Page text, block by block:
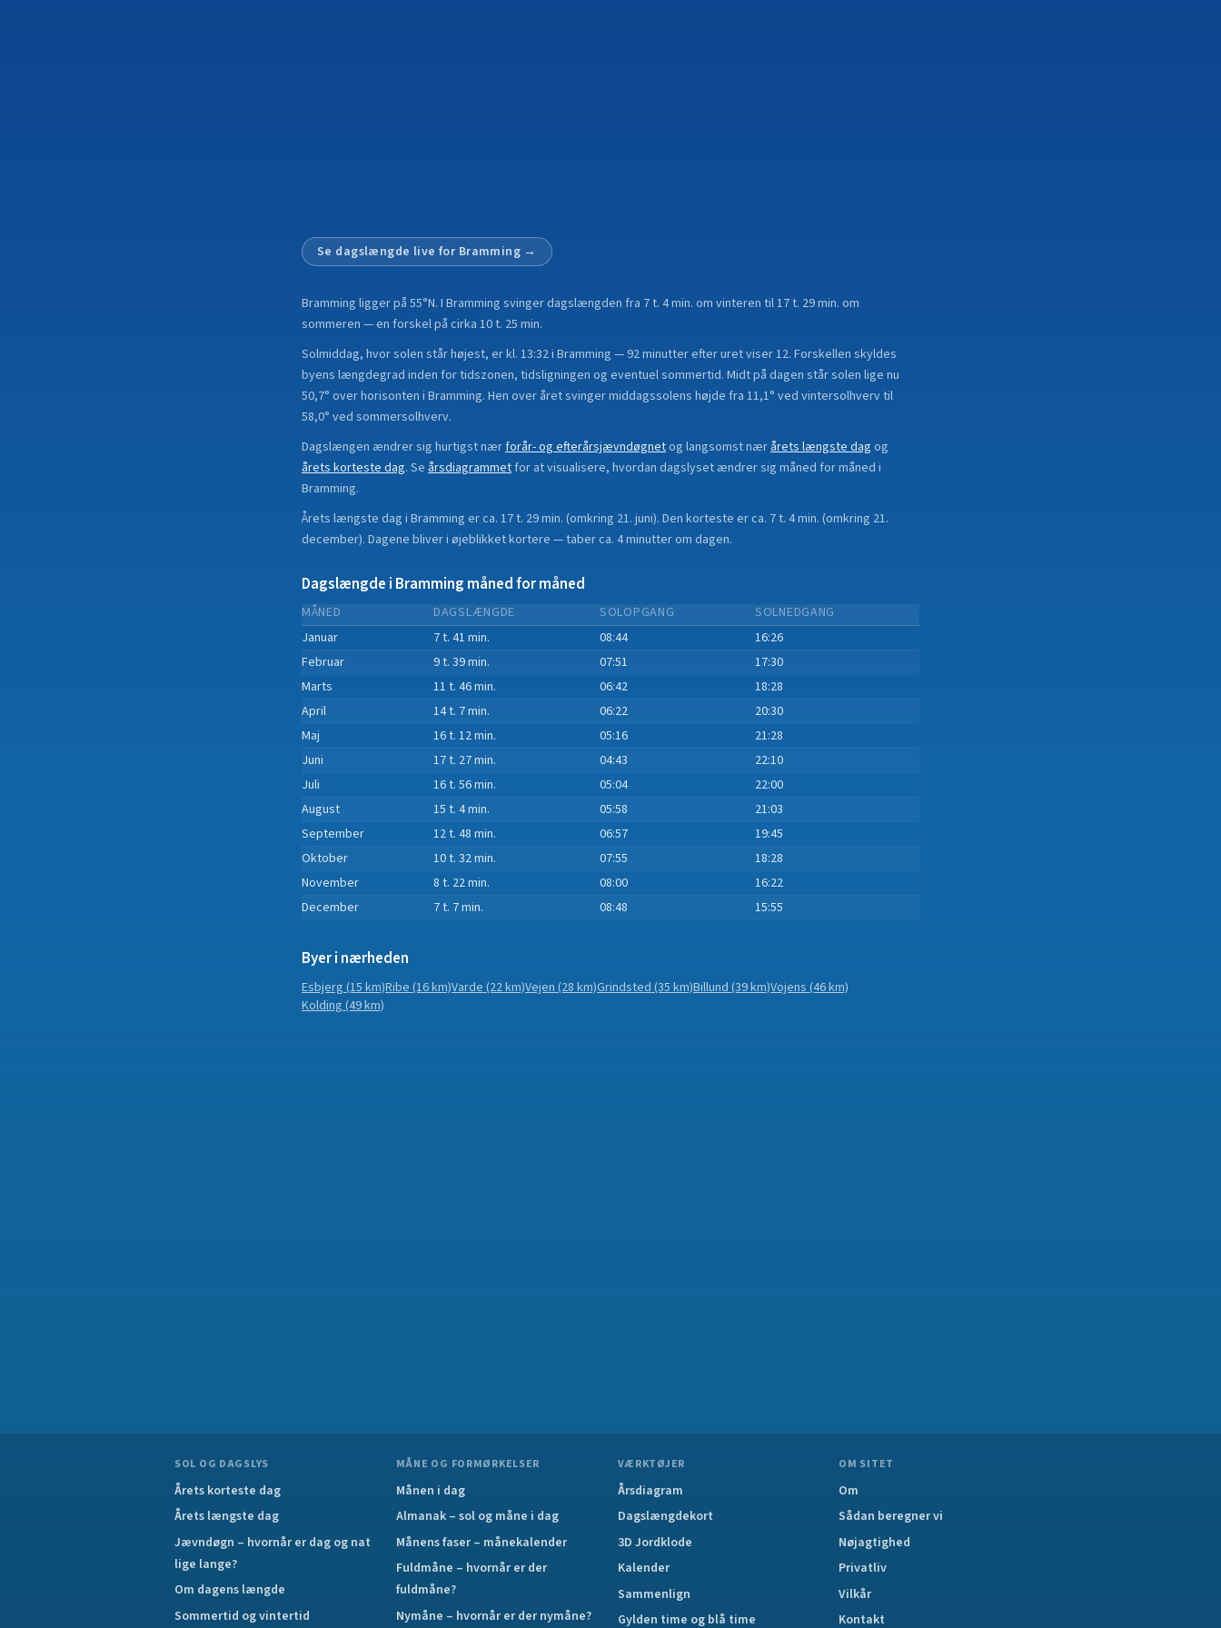
Se dagslængde live for Bramming →
Bramming ligger på 55°N. I Bramming svinger dagslængden fra 7 t. 4 min. om vinteren til 17 t. 29 min. om
sommeren — en forskel på cirka 10 t. 25 min.
Solmiddag, hvor solen står højest, er kl. 13:32 i Bramming — 92 minutter efter uret viser 12. Forskellen skyldes
byens længdegrad inden for tidszonen, tidsligningen og eventuel sommertid. Midt på dagen står solen lige nu
50,7° over horisonten i Bramming. Hen over året svinger middagssolens højde fra 11,1° ved vintersolhverv til
58,0° ved sommersolhverv.
Dagslængen ændrer sig hurtigst nærforår- og efterårsjævndøgnetog langsomst nærårets længste dag og
årets korteste dag. Se årsdiagrammetfor at visualisere, hvordan dagslyset ændrer sig måned for måned i
Bramming.
Årets længste dag i Bramming er ca. 17 t. 29 min. (omkring 21. juni). Den korteste er ca. 7 t. 4 min. (omkring 21.
december). Dagene bliver i øjeblikketkortere —taberca. 4minutterom dagen.
Dagslængde i Bramming måned for måned
MÅNED DAGSLÆNGDE SOLOPGANG
SOLNEDGANG
Januar
7 t. 41 min. 08:44
16:26
Februar
9 t. 39 min. 07:51
17:30
Marts
11 t. 46 min. 06:42
18:28
April
14 t. 7 min. 06:22
20:30
Maj
16 t. 12 min. 05:16
21:28
Juni
17 t. 27 min. 04:43
22:10
Juli
16 t. 56 min. 05:04
22:00
August
15 t. 4 min. 05:58
21:03
September
12 t. 48 min. 06:57
19:45
Oktober
10 t. 32 min. 07:55
18:28
November
8 t. 22 min. 08:00
16:22
December
7 t. 7 min. 08:48 15:55
Byer i nærheden
Esbjerg(15 km)Ribe(16 km)Varde(22 km)Vejen(28 km)Grindsted(35 km)Billund(39 km)Vojens(46 km)
Kolding(49 km)
SOL OG DAGSLYS
Årets korteste dag
Årets længste dag
Jævndøgn – hvornår er dag og nat
lige lange?
Om dagens længde
Sommertid og vintertid
MÅNE OG FORMØRKELSER
Månen i dag
Almanak – sol og måne i dag
Månens faser – månekalender
Fuldmåne – hvornår er der
fuldmåne?
Nymåne – hvornår er der nymåne?
VÆRKTØJER
Årsdiagram
Dagslængdekort
3D Jordklode
Kalender
Sammenlign
Gylden time og blå time
OM SITET
Om
Sådan beregner vi
Nøjagtighed
Privatliv
Vilkår
Kontakt